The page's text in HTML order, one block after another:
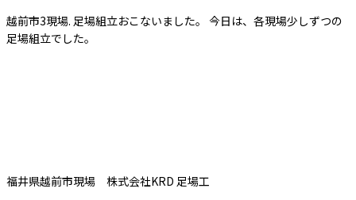
越前市3現場. 足場組立おこないました。 今日は、各現場少しずつの
足場組立でした。
福井県越前市現場 株式会社KRD 足場工